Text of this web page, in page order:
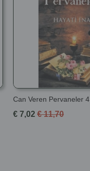
Can Veren Pervaneler 4
€ 7,02 € 11,70